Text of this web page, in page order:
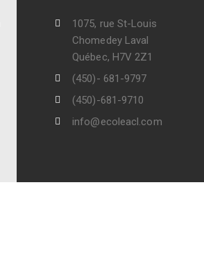
1075, rue St-Louis
Chomedey Laval
Québec, H7V 2Z1
(450)- 681-9797
(450)-681-9710
info@ecoleacl.com